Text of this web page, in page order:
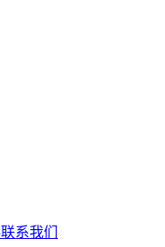
联系我们